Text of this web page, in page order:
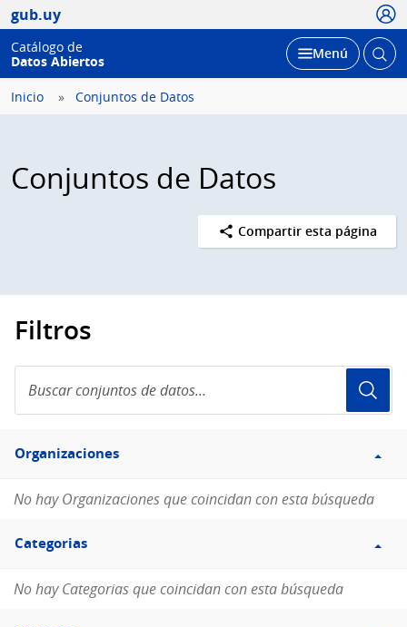
gub.uy
Catálogo de
Datos Abiertos
Desplegar
Menú Abrir
Inicio Conjuntos de Datos
Conjuntos de Datos
Compartir esta página
Filtros
conjuntos
de
Filtro
Organizaciones
Organizaciones
No hay Organizaciones que coincidan con esta búsqueda
Filtro
Categorias
Categorias
No hay Categorias que coincidan con esta búsqueda